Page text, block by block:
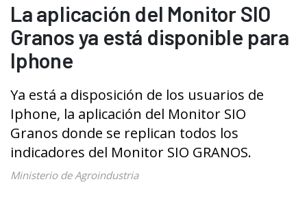
La aplicación del Monitor SIO
Granos ya está disponible para
Iphone
Ya está a disposición de los usuarios de
Iphone, la aplicación del Monitor SIO
Granos donde se replican todos los
indicadores del Monitor SIO GRANOS.
Ministerio de Agroindustria